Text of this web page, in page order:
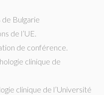
Bulgarie
de l’UE.
de conférence.
clinique de
clinique de l’Université